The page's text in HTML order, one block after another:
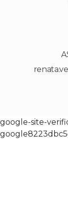
google-site-